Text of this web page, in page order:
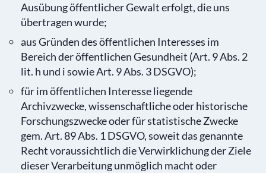
Ausübung öffentlicher Gewalt erfolgt, die uns
übertragen wurde;
aus Gründen des öffentlichen Interesses im
Bereich der öffentlichen Gesundheit (Art. 9 Abs. 2
lit. h und i sowie Art. 9 Abs. 3 DSGVO);
für im öffentlichen Interesse liegende
Archivzwecke, wissenschaftliche oder historische
Forschungszwecke oder für statistische Zwecke
gem. Art. 89 Abs. 1 DSGVO, soweit das genannte
Recht voraussichtlich die Verwirklichung der Ziele
dieser Verarbeitung unmöglich macht oder